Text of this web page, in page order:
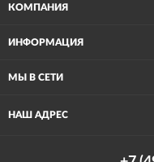
КОМПАНИЯ
ИНФОРМАЦИЯ
МЫ В СЕТИ
НАШ АДРЕС